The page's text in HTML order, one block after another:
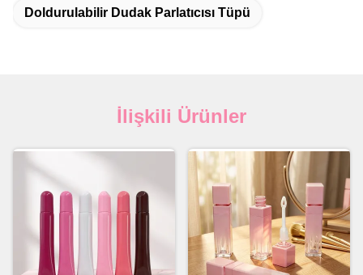
Doldurulabilir Dudak Parlatıcısı Tüpü
İlişkili Ürünler